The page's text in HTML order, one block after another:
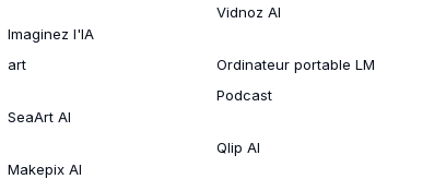
Imaginez l'IA
art
SeaArt AI
Makepix AI
Vidnoz AI
Ordinateur portable LM
Podcast
Qlip AI